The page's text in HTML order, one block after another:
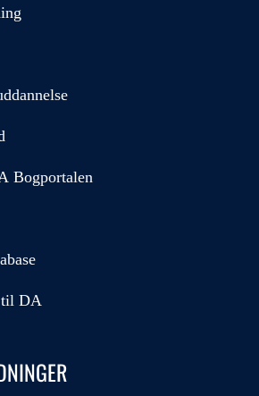
Bogportalen
til DA